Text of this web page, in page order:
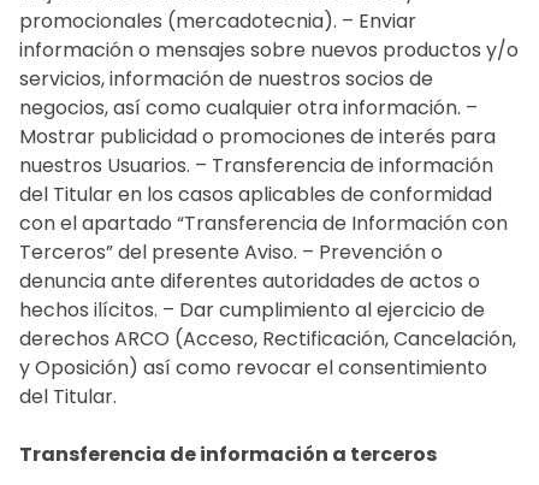
promocionales (mercadotecnia). – Enviar
información o mensajes sobre nuevos productos y/o
servicios, información de nuestros socios de
negocios, así como cualquier otra información. –
Mostrar publicidad o promociones de interés para
nuestros Usuarios. – Transferencia de información
del Titular en los casos aplicables de conformidad
con el apartado “Transferencia de Información con
Terceros” del presente Aviso. – Prevención o
denuncia ante diferentes autoridades de actos o
hechos ilícitos. – Dar cumplimiento al ejercicio de
derechos ARCO (Acceso, Rectificación, Cancelación,
y Oposición) así como revocar el consentimiento
del Titular.
Transferencia de información a terceros